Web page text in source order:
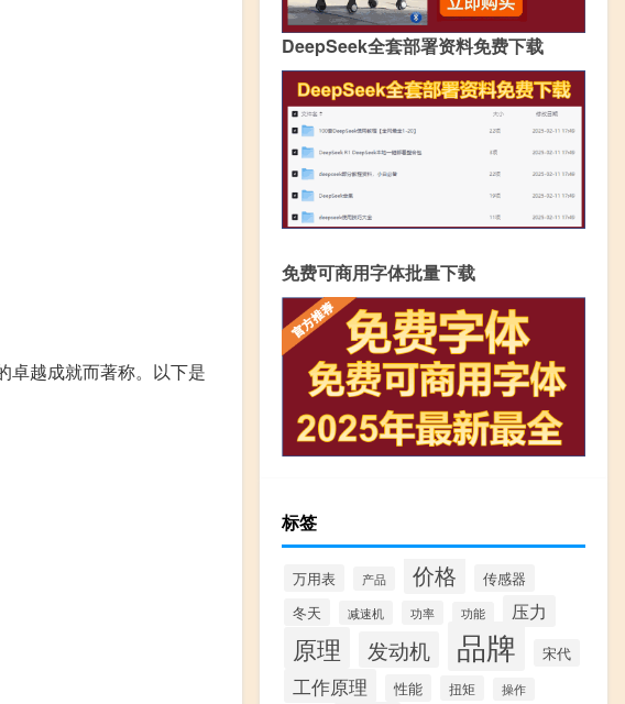
卓越成就而著称。以下是
DeepSeek全套部署资料免费下载
免费可商用字体批量下载
标签
万用表 产品 价格
传感器
冬天
减速机 功率 功能 压力
原理 发动机 品牌 宋代
工作原理 性能 扭矩 操作